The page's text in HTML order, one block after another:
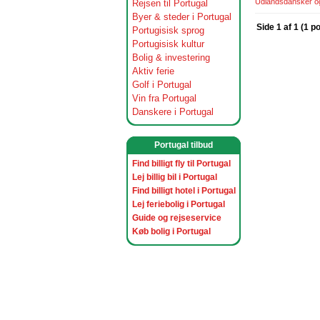
Rejsen til Portugal
Byer & steder i Portugal
Portugisisk sprog
Portugisisk kultur
Bolig & investering
Aktiv ferie
Golf i Portugal
Vin fra Portugal
Danskere i Portugal
Portugal tilbud
Find billigt fly til Portugal
Lej billig bil i Portugal
Find billigt hotel i Portugal
Lej feriebolig i Portugal
Guide og rejseservice
Køb bolig i Portugal
Side 1 af 1 (1